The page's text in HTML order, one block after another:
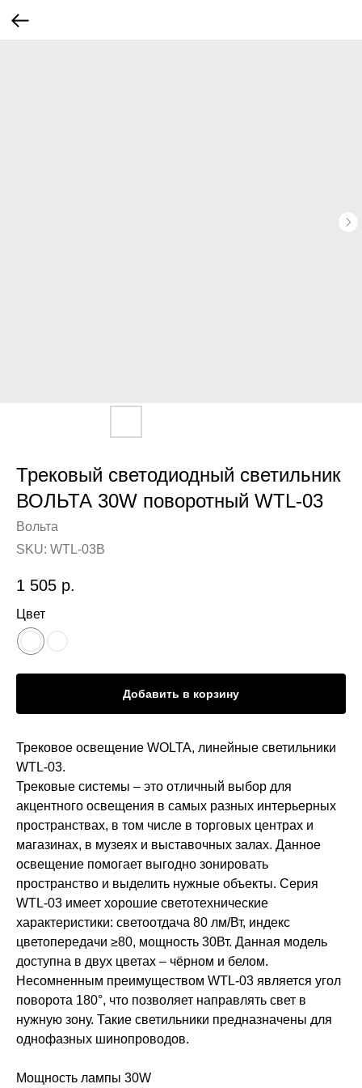
Трековый светодиодный светильник
ВОЛЬТА 30W поворотный WTL-03
Вольта
SKU: WTL-03B
1 505 р.
Цвет
Добавить в корзину
Трековое освещение WOLTA, линейные светильники
WTL-03.
Трековые системы – это отличный выбор для
акцентного освещения в самых разных интерьерных
пространствах, в том числе в торговых центрах и
магазинах, в музеях и выставочных залах. Данное
освещение помогает выгодно зонировать
пространство и выделить нужные объекты. Серия
WTL-03 имеет хорошие светотехнические
характеристики: светоотдача 80 лм/Вт, индекс
цветопередачи ≥80, мощность 30Вт. Данная модель
доступна в двух цветах – чёрном и белом.
Несомненным преимуществом WTL-03 является угол
поворота 180°, что позволяет направлять свет в
нужную зону. Такие светильники предназначены для
однофазных шинопроводов.
Мощность лампы 30W